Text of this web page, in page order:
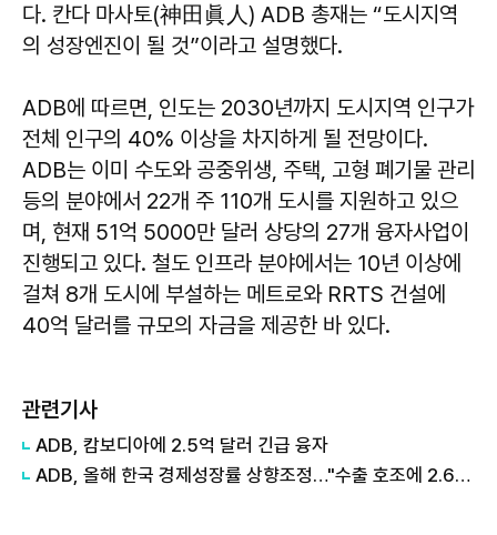
다. 칸다 마사토(神田眞人) ADB 총재는 “도시지역
의 성장엔진이 될 것”이라고 설명했다.
ADB에 따르면, 인도는 2030년까지 도시지역 인구가
전체 인구의 40% 이상을 차지하게 될 전망이다.
ADB는 이미 수도와 공중위생, 주택, 고형 폐기물 관리
등의 분야에서 22개 주 110개 도시를 지원하고 있으
며, 현재 51억 5000만 달러 상당의 27개 융자사업이
진행되고 있다. 철도 인프라 분야에서는 10년 이상에
걸쳐 8개 도시에 부설하는 메트로와 RRTS 건설에
40억 달러를 규모의 자금을 제공한 바 있다.
관련기사
ADB, 캄보디아에 2.5억 달러 긴급 융자
ADB, 올해 한국 경제성장률 상향조정…"수출 호조에 2.6% 달성"